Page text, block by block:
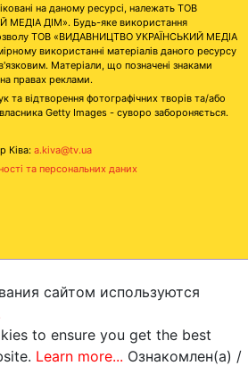
на даному ресурсі, належать ТОВ
ДІМ». Будь-яке використання
ТОВ «ВИДАВНИЦТВО УКРАЇНСЬКИЙ МЕДІА
використанні матеріалів даного ресурсу
Матеріали, що позначені знаками
правах реклами.
та відтворення фотографічних творів та/або
Getty Images - суворо забороняється.
Ківа: a.kiva@tv.ua
та персональних даних
сайтом используются
to ensure you get the best
Learn more... Ознакомлен(а) /